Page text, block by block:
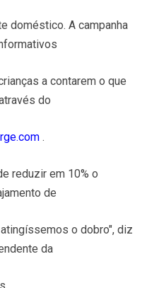
doméstico. A campanha
a contarem o que
do
.
reduzir em 10% o
de
o dobro", diz
da